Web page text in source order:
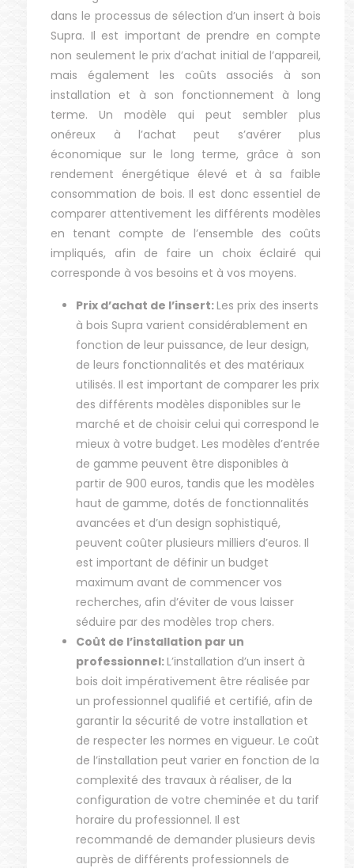
dans le processus de sélection d’un insert à bois
Supra. Il est important de prendre en compte
non seulement le prix d’achat initial de l’appareil,
mais également les coûts associés à son
installation et à son fonctionnement à long
terme. Un modèle qui peut sembler plus
onéreux à l’achat peut s’avérer plus
économique sur le long terme, grâce à son
rendement énergétique élevé et à sa faible
consommation de bois. Il est donc essentiel de
comparer attentivement les différents modèles
en tenant compte de l’ensemble des coûts
impliqués, afin de faire un choix éclairé qui
corresponde à vos besoins et à vos moyens.
Prix d’achat de l’insert:Les prix des inserts
à bois Supra varient considérablement en
fonction de leur puissance, de leur design,
de leurs fonctionnalités et des matériaux
utilisés. Il est important de comparer les prix
des différents modèles disponibles sur le
marché et de choisir celui qui correspond le
mieux à votre budget. Les modèles d’entrée
de gamme peuvent être disponibles à
partir de 900 euros, tandis que les modèles
haut de gamme, dotés de fonctionnalités
avancées et d’un design sophistiqué,
peuvent coûter plusieurs milliers d’euros. Il
est important de définir un budget
maximum avant de commencer vos
recherches, afin d’éviter de vous laisser
séduire par des modèles trop chers.
Coût de l’installation par un
professionnel:L’installation d’un insert à
bois doit impérativement être réalisée par
un professionnel qualifié et certifié, afin de
garantir la sécurité de votre installation et
de respecter les normes en vigueur. Le coût
de l’installation peut varier en fonction de la
complexité des travaux à réaliser, de la
configuration de votre cheminée et du tarif
horaire du professionnel. Il est
recommandé de demander plusieurs devis
auprès de différents professionnels de